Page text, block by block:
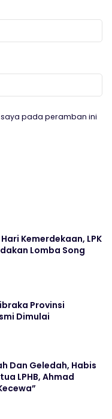
pada peramban ini
Kemerdekaan, LPK
Lomba Song
Provinsi
Dimulai
Dan Geledah, Habis
LPHB, Ahmad